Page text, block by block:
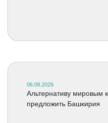
06.08.2026
Альтернативу мировым
предложить Башкирия